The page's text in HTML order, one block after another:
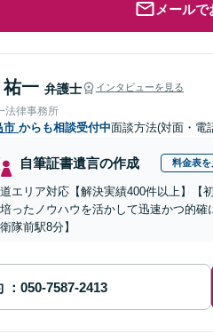
メール
祐一 弁護士 インタビューを見る
法律事務所
市 からも相談受付中面談方法(対面・電
自筆証書遺言の作成 料金表を
エリア対応【解決実績400件以上】【
ったノウハウを活かして迅速かつ的確
衛隊前駅8分】